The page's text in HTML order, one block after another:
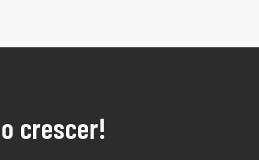
crescer!